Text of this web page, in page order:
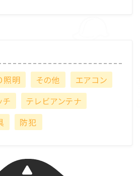
照明 その他
エアコン
チ
テレビアンテナ
防犯